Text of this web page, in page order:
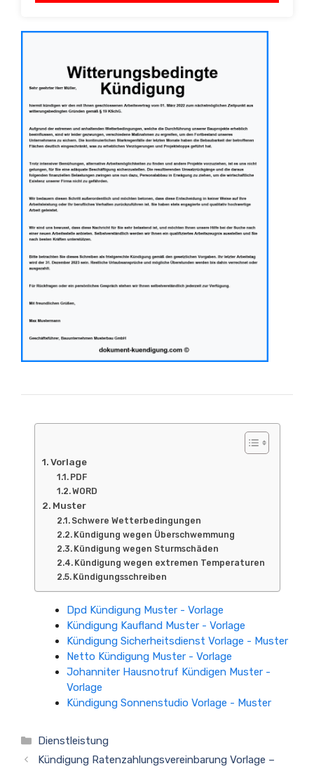
Vorlage
PDF
WORD
Muster
Schwere Wetterbedingungen
Kündigung wegen Überschwemmung
Kündigung wegen Sturmschäden
Kündigung wegen extremen Temperaturen
Kündigungsschreiben
Dpd Kündigung Muster - Vorlage
Kündigung Kaufland Muster - Vorlage
Kündigung Sicherheitsdienst Vorlage - Muster
Netto Kündigung Muster - Vorlage
Johanniter Hausnotruf Kündigen Muster -
Vorlage
Kündigung Sonnenstudio Vorlage - Muster
Kategorien
Dienstleistung
Kündigung Ratenzahlungsvereinbarung Vorlage –